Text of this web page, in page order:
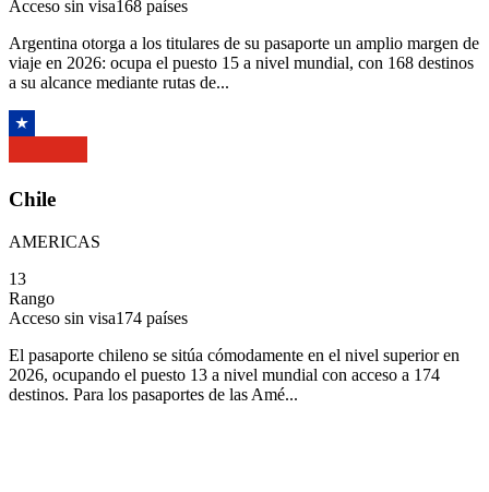
Acceso sin visa168 países
Argentina otorga a los titulares de su pasaporte un amplio margen de
viaje en 2026: ocupa el puesto 15 a nivel mundial, con 168 destinos
a su alcance mediante rutas de...
Chile
AMERICAS
13
Rango
Acceso sin visa174 países
El pasaporte chileno se sitúa cómodamente en el nivel superior en
2026, ocupando el puesto 13 a nivel mundial con acceso a 174
destinos. Para los pasaportes de las Amé...